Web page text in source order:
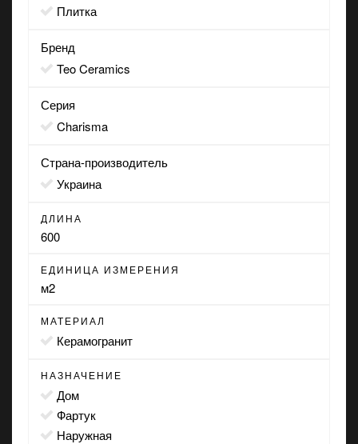
Плитка
Бренд
Teo Ceramics
Серия
Charisma
Страна-производитель
Украина
ДЛИНА
600
ЕДИНИЦА ИЗМЕРЕНИЯ
м2
МАТЕРИАЛ
Керамогранит
НАЗНАЧЕНИЕ
дом
фартук
наружная